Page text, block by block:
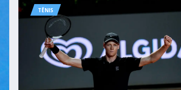
TÊNIS